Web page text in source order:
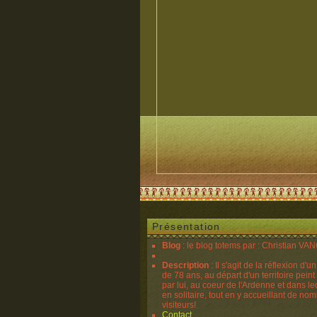
Présentation
Blog : le blog totems par : Christian
Description : Il s'agit de la réflexion
de 78 ans, au départ d'un territoire peint
par lui, au coeur de l'Ardenne et dans
en solitaire, tout en y accueillant de
visiteurs!
Contact